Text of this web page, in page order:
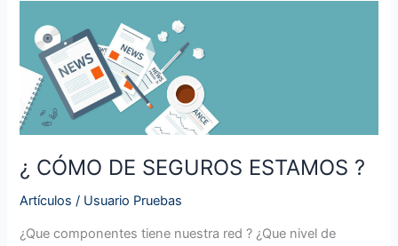
¿ CÓMO DE SEGUROS ESTAMOS ?
Artículos / Usuario Pruebas
¿Que componentes tiene nuestra red ? ¿Que nivel de
CÓMO
SEGUROS
ESTAMOS
?